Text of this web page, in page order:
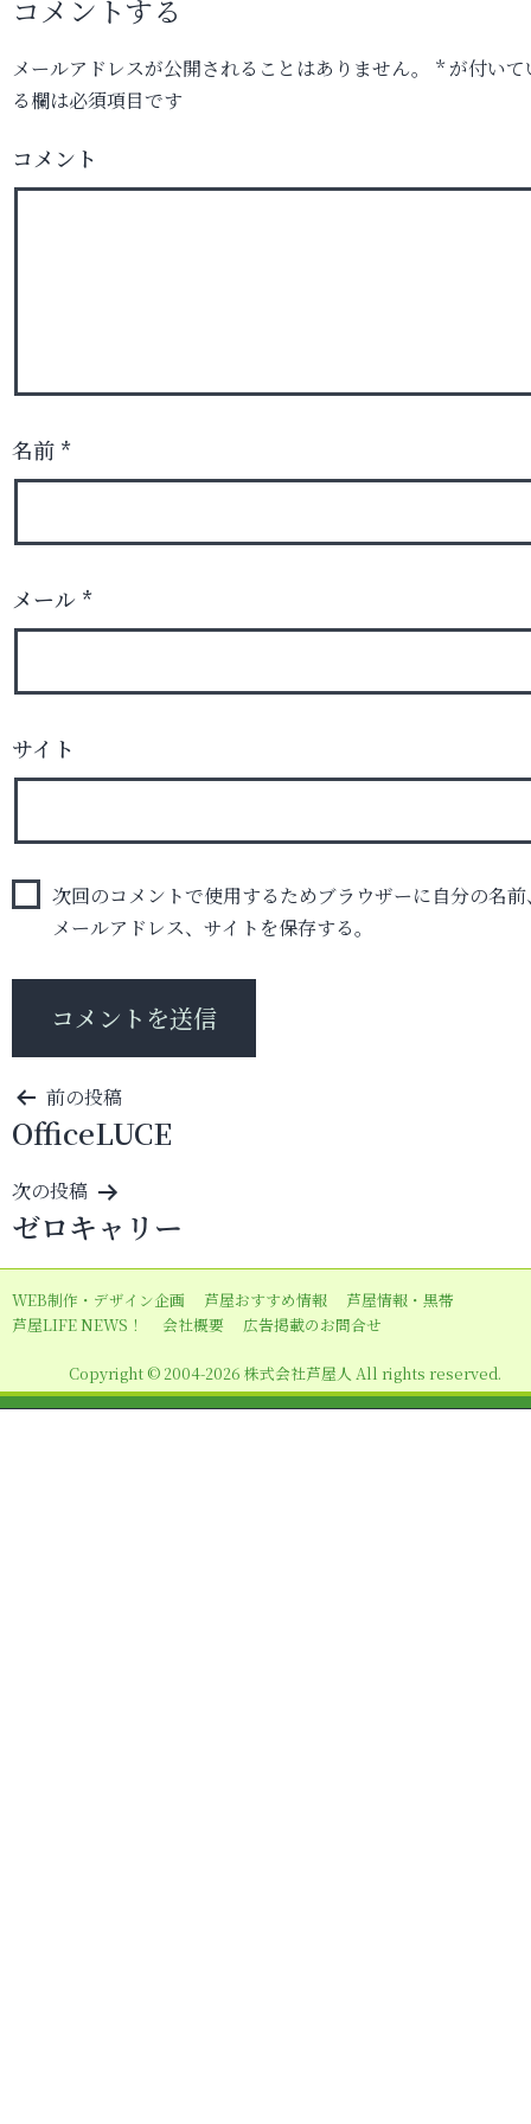
コメントする
メールアドレスが公開されることはありません。 *が付いて
る欄は必須項目です
コメント
名前 *
メール *
サイト
次回のコメントで使用するためブラウザーに自分の名前
メールアドレス、サイトを保存する。
投
稿
ナ
ビ
ゲ
ー
シ
ン
前の投稿
OfficeLUCE
次の投稿
ゼロキャリー
WEB制作・デザイン企画 芦屋おすすめ情報
芦屋情報・黒帯
芦屋LIFE NEWS！
会社概要 広告掲載のお問合せ
Copyright © 2004-2026 株式会社芦屋人 All rights reserved.